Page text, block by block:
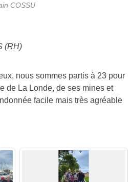
COSSU
(RH)
nous sommes partis à 23 pour
de La Londe, de ses mines et
facile mais très agréable